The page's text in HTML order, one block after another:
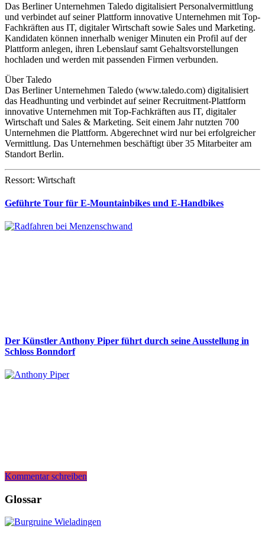
​​Das Berliner Unternehmen Taledo digitalisiert Personalvermittlung
und verbindet auf seiner Plattform innovative Unternehmen mit Top-
Fachkräften aus IT, digitaler Wirtschaft sowie Sales und Marketing.
Kandidaten können innerhalb weniger Minuten ein Profil auf der
Plattform anlegen, ihren Lebenslauf samt Gehaltsvorstellungen
hochladen und werden mit passenden Firmen verbunden.
Über Taledo
Das Berliner Unternehmen Taledo (www.taledo.com) digitalisiert
das Headhunting und verbindet auf seiner Recruitment-Plattform
innovative Unternehmen mit Top-Fachkräften aus IT, digitaler
Wirtschaft und Sales & Marketing. ​Seit einem Jahr nutzten 700
Unternehmen die Plattform. Abgerechnet wird nur bei erfolgreicher
Vermittlung. Das Unternehmen beschäftigt über 35 Mitarbeiter am
Standort Berlin.
Ressort: Wirtschaft
Geführte Tour für E-Mountainbikes und E-Handbikes
Der Künstler Anthony Piper führt durch seine Ausstellung in
Schloss Bonndorf
Kommentar schreiben
Glossar